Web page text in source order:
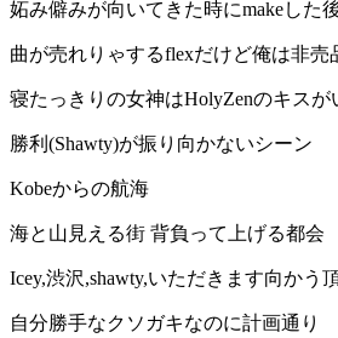
妬み僻みが向いてきた時にmakeした
曲が売れりゃするflexだけど俺は非売
寝たっきりの女神はHolyZenのキスが
勝利(Shawty)が振り向かないシーン
Kobeからの航海
海と山見える街 背負って上げる都会
Icey,渋沢,shawty,いただきます向かう
自分勝手なクソガキなのに計画通り